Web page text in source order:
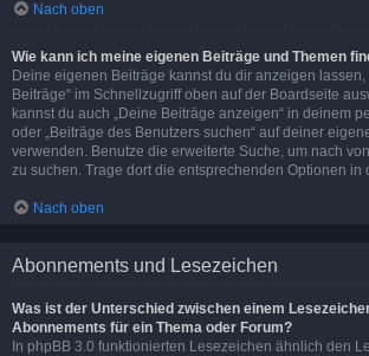
Nach oben
Wie kann ich meine eigenen Beiträge und Themen
Deine eigenen Beiträge kannst du dir anzeigen lassen,
Beiträge“ im Schnellzugriff oben auf der Boardseite
kannst du auch „Deine Beiträge anzeigen“ in deinem
oder „Beiträge des Benutzers suchen“ auf deiner
verwenden. Benutze die erweiterte Suche, um nach
zu suchen. Trage dort die entsprechenden Optionen in
Nach oben
Abonnements und Lesezeichen
Was ist der Unterschied zwischen einem
Abonnements für ein Thema oder Forum?
In phpBB 3.0 funktionierten Lesezeichen ähnlich den